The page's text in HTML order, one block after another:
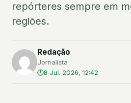
repórteres sempre em
regiões.
Redação
Jornalista
8 Jul. 2026, 12:42